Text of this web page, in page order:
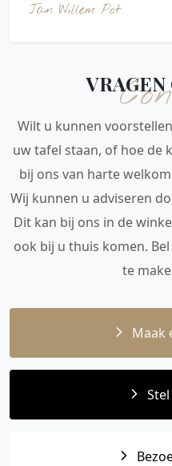
Jan Willem Pot
Wilt u kunnen
uw tafel staan, of hoe de
bij ons van harte
Wij kunnen u adviseren
Dit kan bij ons in de
ook bij u thuis komen.
te
Maak